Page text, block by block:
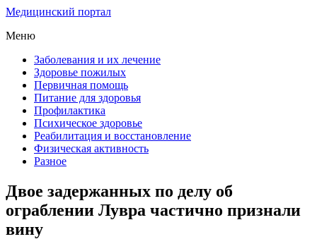
Медицинский портал
Меню
Заболевания и их лечение
Здоровье пожилых
Первичная помощь
Питание для здоровья
Профилактика
Психическое здоровье
Реабилитация и восстановление
Физическая активность
Разное
Двое задержанных по делу об
ограблении Лувра частично признали
вину